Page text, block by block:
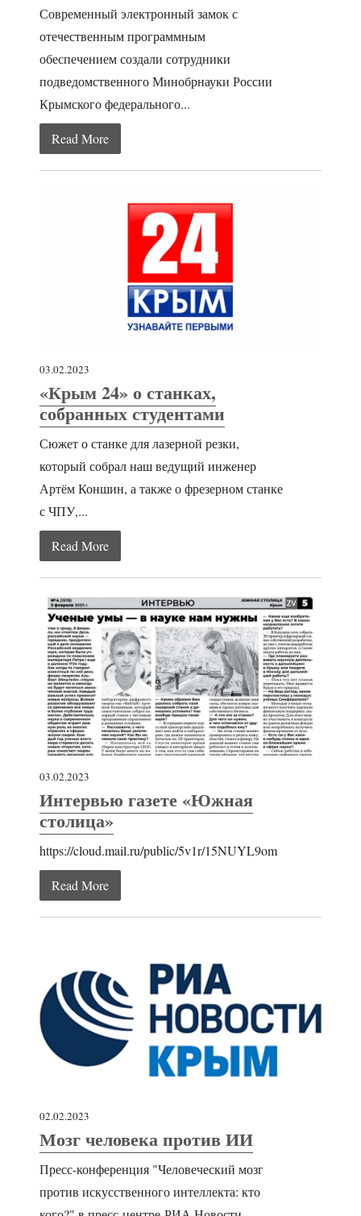
Современный электронный замок с
отечественным программным
обеспечением создали сотрудники
подведомственного Минобрнауки России
Крымского федерального...
Read More
03.02.2023
«Крым 24» о станках,
собранных студентами
Сюжет о станке для лазерной резки,
который собрал наш ведущий инженер
Артём Коншин, а также о фрезерном станке
с ЧПУ,...
Read More
03.02.2023
Интервью газете «Южная
столица»
https://cloud.mail.ru/public/5v1r/15NUYL9om
Read More
02.02.2023
Мозг человека против ИИ
Пресс-конференция "Человеческий мозг
против искусственного интеллекта: кто